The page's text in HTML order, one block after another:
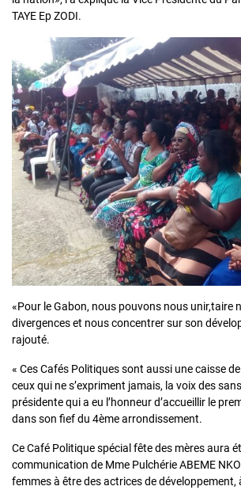
TAYE Ep ZODI.
«Pour le Gabon, nous pouvons nous unir,taire
divergences et nous concentrer sur son
rajouté.
« Ces Cafés Politiques sont aussi une caisse
ceux qui ne s’expriment jamais, la voix des
présidente qui a eu l’honneur d’accueillir le
dans son fief du 4ème arrondissement.
Ce Café Politique spécial fête des mères aura
communication de Mme Pulchérie ABEME
femmes à être des actrices de développement,